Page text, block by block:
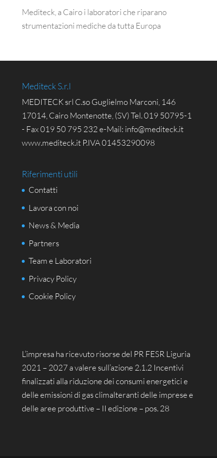
Mediteck, a Cairo i laboratori che riparano
strumentazioni mediche da tutta Europa
Mediteck S.r.l
MEDITECK srl C.so Guglielmo Marconi, 146
17014, Cairo Montenotte, (SV) Tel. 019 50795-1
- Fax 019 50 795 232 e-Mail: info@mediteck.it
www.mediteck.it P.IVA 01453290098
Riferimenti utili
Contatti
Lavora con noi
News & Media
Partners
Team e Laboratori
Privacy Policy
Cookie Policy
L’impresa ha ricevuto risorse del PR FESR Liguria
2021 – 2027 a valere sull’azione 2.1.2 Incentivi
finalizzati alla riduzione dei consumi energetici e
delle emissioni di gas climalteranti delle imprese e
delle aree produttive – II edizione – pos. 28